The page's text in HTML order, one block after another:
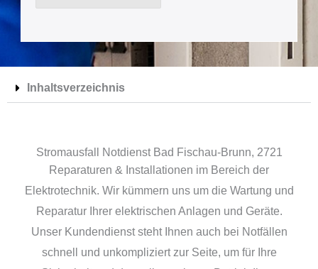
c
i
c
Inhaltsverzeichnis
Stromausfall Notdienst Bad Fischau-Brunn, 2721
Reparaturen & Installationen im Bereich der
Elektrotechnik. Wir kümmern uns um die Wartung und
Reparatur Ihrer elektrischen Anlagen und Geräte.
Unser Kundendienst steht Ihnen auch bei Notfällen
schnell und unkompliziert zur Seite, um für Ihre